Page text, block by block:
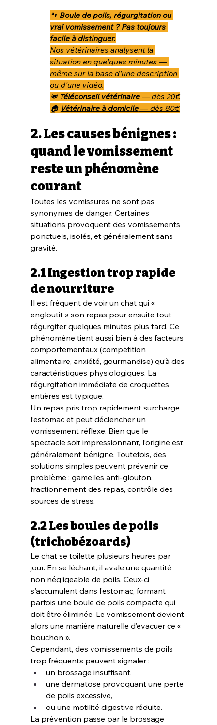
🐾 Boule de poils, régurgitation ou
vrai vomissement ? Pas toujours
facile à distinguer.
Nos vétérinaires analysent la
situation en quelques minutes —
même sur la base d'une description
ou d'une vidéo.
💬 Téléconseil vétérinaire — dès 20€
🏠 Vétérinaire à domicile — dès 80€
2. Les causes bénignes :
quand le vomissement
reste un phénomène
courant
Toutes les vomissures ne sont pas
synonymes de danger. Certaines
situations provoquent des vomissements
ponctuels, isolés, et généralement sans
gravité.
2.1 Ingestion trop rapide
de nourriture
Il est fréquent de voir un chat qui «
engloutit » son repas pour ensuite tout
régurgiter quelques minutes plus tard. Ce
phénomène tient aussi bien à des facteurs
comportementaux (compétition
alimentaire, anxiété, gourmandise) qu’à des
caractéristiques physiologiques. La
régurgitation immédiate de croquettes
entières est typique.
Un repas pris trop rapidement surcharge
l’estomac et peut déclencher un
vomissement réflexe. Bien que le
spectacle soit impressionnant, l’origine est
généralement bénigne. Toutefois, des
solutions simples peuvent prévenir ce
problème : gamelles anti-glouton,
fractionnement des repas, contrôle des
sources de stress.
2.2 Les boules de poils
(trichobézoards)
Le chat se toilette plusieurs heures par
jour. En se léchant, il avale une quantité
non négligeable de poils. Ceux-ci
s'accumulent dans l’estomac, formant
parfois une boule de poils compacte qui
doit être éliminée. Le vomissement devient
alors une manière naturelle d’évacuer ce «
bouchon ».
Cependant, des vomissements de poils
trop fréquents peuvent signaler :
un brossage insuffisant,
une dermatose provoquant une perte
de poils excessive,
ou une motilité digestive réduite.
La prévention passe par le brossage